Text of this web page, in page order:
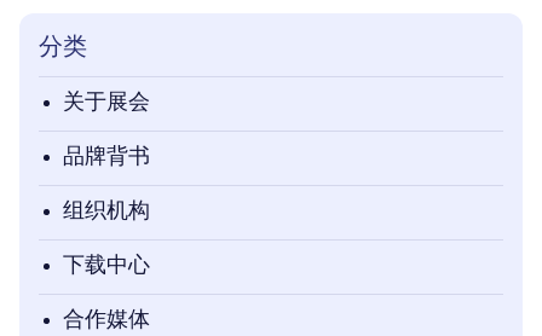
分类
关于展会
品牌背书
组织机构
下载中心
合作媒体